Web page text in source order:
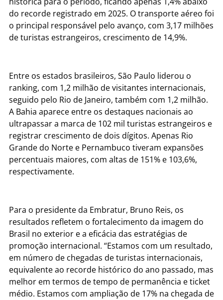
do recorde registrado em 2025. O transporte aéreo foi
o principal responsável pelo avanço, com 3,17 milhões
de turistas estrangeiros, crescimento de 14,9%.
Entre os estados brasileiros, São Paulo liderou o
ranking, com 1,2 milhão de visitantes internacionais,
seguido pelo Rio de Janeiro, também com 1,2 milhão.
A Bahia aparece entre os destaques nacionais ao
ultrapassar a marca de 102 mil turistas estrangeiros e
registrar crescimento de dois dígitos. Apenas Rio
Grande do Norte e Pernambuco tiveram expansões
percentuais maiores, com altas de 151% e 103,6%,
respectivamente.
Para o presidente da Embratur, Bruno Reis, os
resultados refletem o fortalecimento da imagem do
Brasil no exterior e a eficácia das estratégias de
promoção internacional. “Estamos com um resultado,
em número de chegadas de turistas internacionais,
equivalente ao recorde histórico do ano passado, mas
melhor em termos de tempo de permanência e ticket
médio. Estamos com ampliação de 17% na chegada de